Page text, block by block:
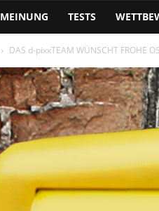
MEINUNG TESTS
DAS d-pixxTEAM WÜNSCHT FROHE